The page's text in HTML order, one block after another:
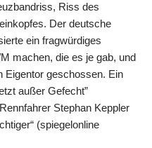
Riss des
Der deutsche
ein fragwürdiges
machen, die es je gab, und
Eigentor geschossen. Ein
außer Gefecht”
Stephan Keppler
(spiegelonline